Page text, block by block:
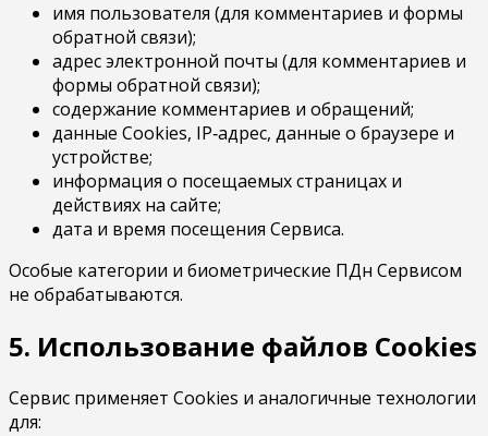
имя пользователя (для комментариев и формы
обратной связи);
адрес электронной почты (для комментариев и
формы обратной связи);
содержание комментариев и обращений;
данные Cookies, IP‑адрес, данные о браузере и
устройстве;
информация о посещаемых страницах и
действиях на сайте;
дата и время посещения Сервиса.
Особые категории и биометрические ПДн Сервисом
не обрабатываются.
5. Использование файлов Cookies
Сервис применяет Cookies и аналогичные технологии
для: